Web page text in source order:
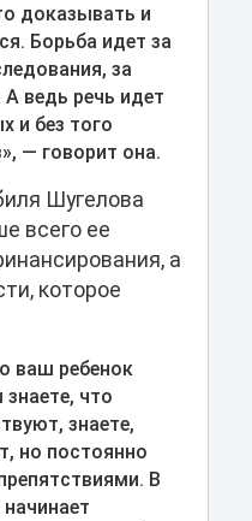
доказывать и
Борьба идет за
за
А ведь речь идет
и без того
— говорит она.
Шугелова
всего ее
а
которое
ваш ребенок
что
знаете,
но постоянно
В